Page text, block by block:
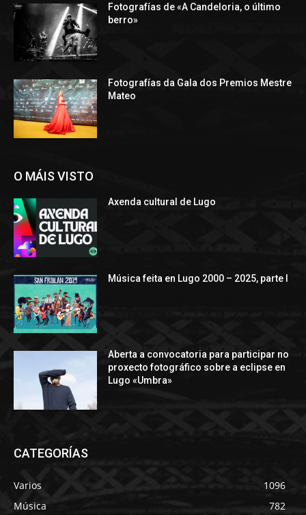
Fotografías de «A Candeloria, o último
berro»
Fotografías da Gala dos Premios Mestre
Mateo
O MÁIS VISTO
Axenda cultural de Lugo
Música feita en Lugo 2000 – 2025, parte I
Aberta a convocatoria para participar no
proxecto fotográfico sobre a eclipse en
Lugo «Umbra»
CATEGORÍAS
Varios
1096
Música
782